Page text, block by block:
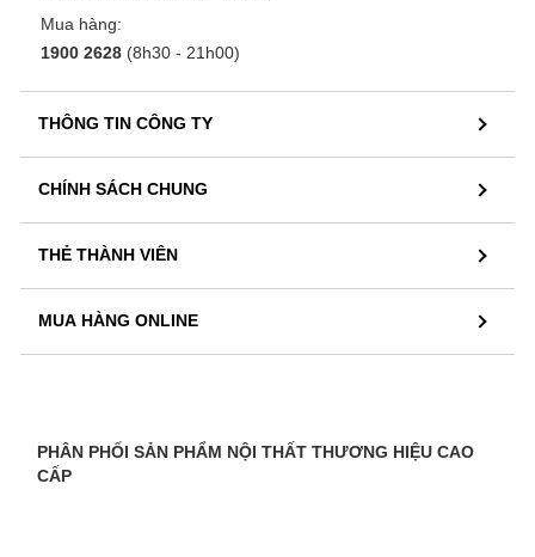
Mua hàng:
1900 2628 (8h30 - 21h00)
THÔNG TIN CÔNG TY
CHÍNH SÁCH CHUNG
THẺ THÀNH VIÊN
MUA HÀNG ONLINE
PHÂN PHỐI SẢN PHẨM NỘI THẤT THƯƠNG HIỆU CAO
CẤP